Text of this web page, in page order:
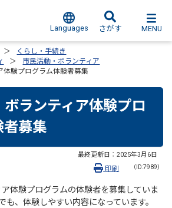
Languages さがす MENU
くらし・手続き
市民活動・ボランティア
体験プログラム体験者募集
ランティア体験プロ
者募集
最終更新日： 2025年3月6日
（ID:7989）
印刷
体験プログラムの体験者を募集していま
も、体験しやすい内容になっています。